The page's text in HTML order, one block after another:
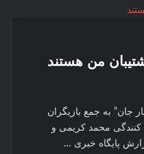
من هستند
جان” به جمع بازیگران
کنندگی محمد کریمی و
پایگاه خبری …